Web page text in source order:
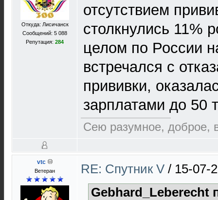
Откуда: Лисичанск
Сообщений: 5 088
Репутация: 284
отсутствием
столкнулись 11%
целом по России
встречался с
прививки,
зарплатами до 50
Сею разумное, доброе,
vtc
Ветеран RE: Спутник V / 15-07-
Gebhard_Leberecht